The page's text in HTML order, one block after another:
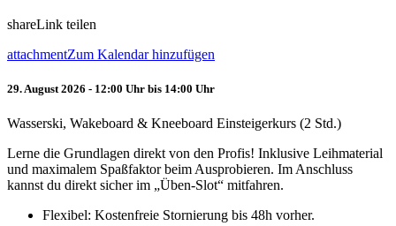
shareLink teilen
attachmentZum Kalendar hinzufügen
29. August 2026 - 12:00 Uhr bis 14:00 Uhr
Wasserski, Wakeboard & Kneeboard Einsteigerkurs (2 Std.)
Lerne die Grundlagen direkt von den Profis! Inklusive Leihmaterial
und maximalem Spaßfaktor beim Ausprobieren. Im Anschluss
kannst du direkt sicher im „Üben-Slot“ mitfahren.
Flexibel: Kostenfreie Stornierung bis 48h vorher.